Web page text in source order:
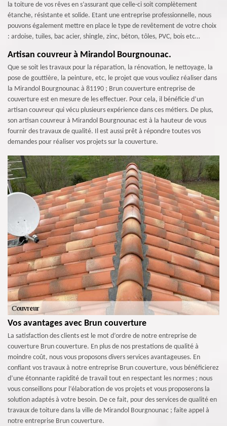
la toiture de vos rêves en s’assurant que celle-ci soit complètement
étanche, résistante et solide. Etant une entreprise professionnelle, nous
pouvons également mettre en place le type de revêtement de votre choix
: ardoise, tuiles, bac acier, shingle, zinc, béton, tôles, PVC, bois etc…
Artisan couvreur à Mirandol Bourgnounac.
Que se soit les travaux pour la réparation, la rénovation, le nettoyage, la
pose de gouttière, la peinture, etc, le projet que vous vouliez réaliser dans
la Mirandol Bourgnounac à 81190 ; Brun couverture entreprise de
couverture est en mesure de les effectuer. Pour cela, il bénéficie d’un
artisan couvreur qui vécu plusieurs expérience dans ces métiers. De plus,
son artisan couvreur à Mirandol Bourgnounac est à la hauteur de vous
fournir des travaux de qualité. Il est aussi prêt à répondre toutes vos
demandes pour réaliser vos projets sur la couverture.
Vos avantages avec Brun couverture
La satisfaction des clients est le mot d’ordre de notre entreprise de
couverture Brun couverture. En plus de nos prestations de qualité à
moindre coût, nous vous proposons divers services avantageuses. En
confiant vos travaux à notre entreprise Brun couverture, vous bénéficierez
d’une étonnante rapidité de travail tout en respectant les normes ; nous
vous conseillons pour l’élaboration de vos projets et vous proposerons la
solution adaptés à votre besoin. De ce fait, pour des services de qualité en
travaux de toiture dans la ville de Mirandol Bourgnounac ; faite appel à
notre entreprise Brun couverture.